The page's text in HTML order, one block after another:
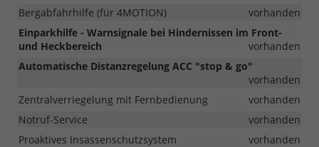
Bergabfahrhilfe (für 4MOTION)
vorhanden
Einparkhilfe - Warnsignale bei Hindernissen im Front-
und Heckbereich
vorhanden
Automatische Distanzregelung ACC "stop & go"
vorhanden
Zentralverriegelung mit Fernbedienung
vorhanden
Notruf-Service
vorhanden
Proaktives Insassenschutzsystem
vorhanden